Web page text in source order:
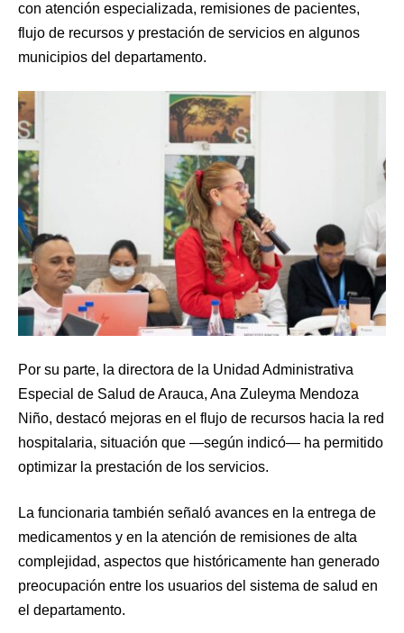
con atención especializada, remisiones de pacientes,
flujo de recursos y prestación de servicios en algunos
municipios del departamento.
Por su parte, la directora de la Unidad Administrativa
Especial de Salud de Arauca, Ana Zuleyma Mendoza
Niño, destacó mejoras en el flujo de recursos hacia la red
hospitalaria, situación que —según indicó— ha permitido
optimizar la prestación de los servicios.
La funcionaria también señaló avances en la entrega de
medicamentos y en la atención de remisiones de alta
complejidad, aspectos que históricamente han generado
preocupación entre los usuarios del sistema de salud en
el departamento.